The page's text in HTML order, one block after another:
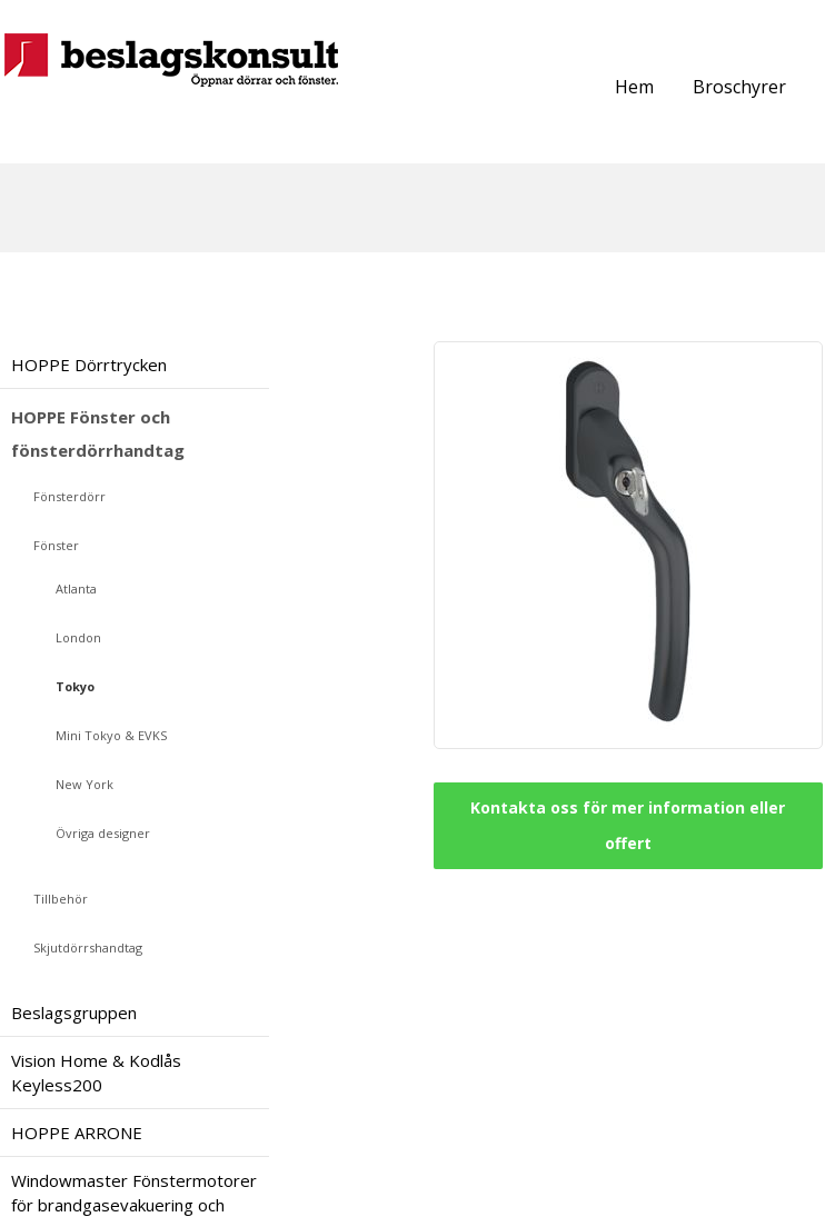
Hem Broschyrer
HOPPE Dörrtrycken
HOPPE Fönster och
fönsterdörrhandtag
Fönsterdörr
Fönster
Atlanta
London
Tokyo
Mini Tokyo & EVKS
New York
Övriga designer
Tillbehör
Skjutdörrshandtag
Beslagsgruppen
Vision Home & Kodlås
Keyless200
HOPPE ARRONE
Windowmaster Fönstermotorer
för brandgasevakuering och
Kontakta oss för mer information eller
offert